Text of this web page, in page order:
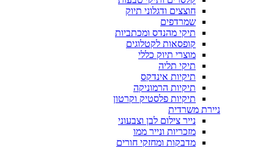
חוצצים ודגלוני תיוק
שמרדפים
תיקי מהנדס ומכתביות
קופסאות לקטלוגים
מוצרי תיוק כללי
תיקי תליה
תיקיות אינדקס
תיקיות הרמוניקה
תיקיות פלסטיק וקרטון
ניירת משרדית
נייר צילום לבן וצבעוני
מזכריות ונייר ממו
מדבקות ומחזקי חורים